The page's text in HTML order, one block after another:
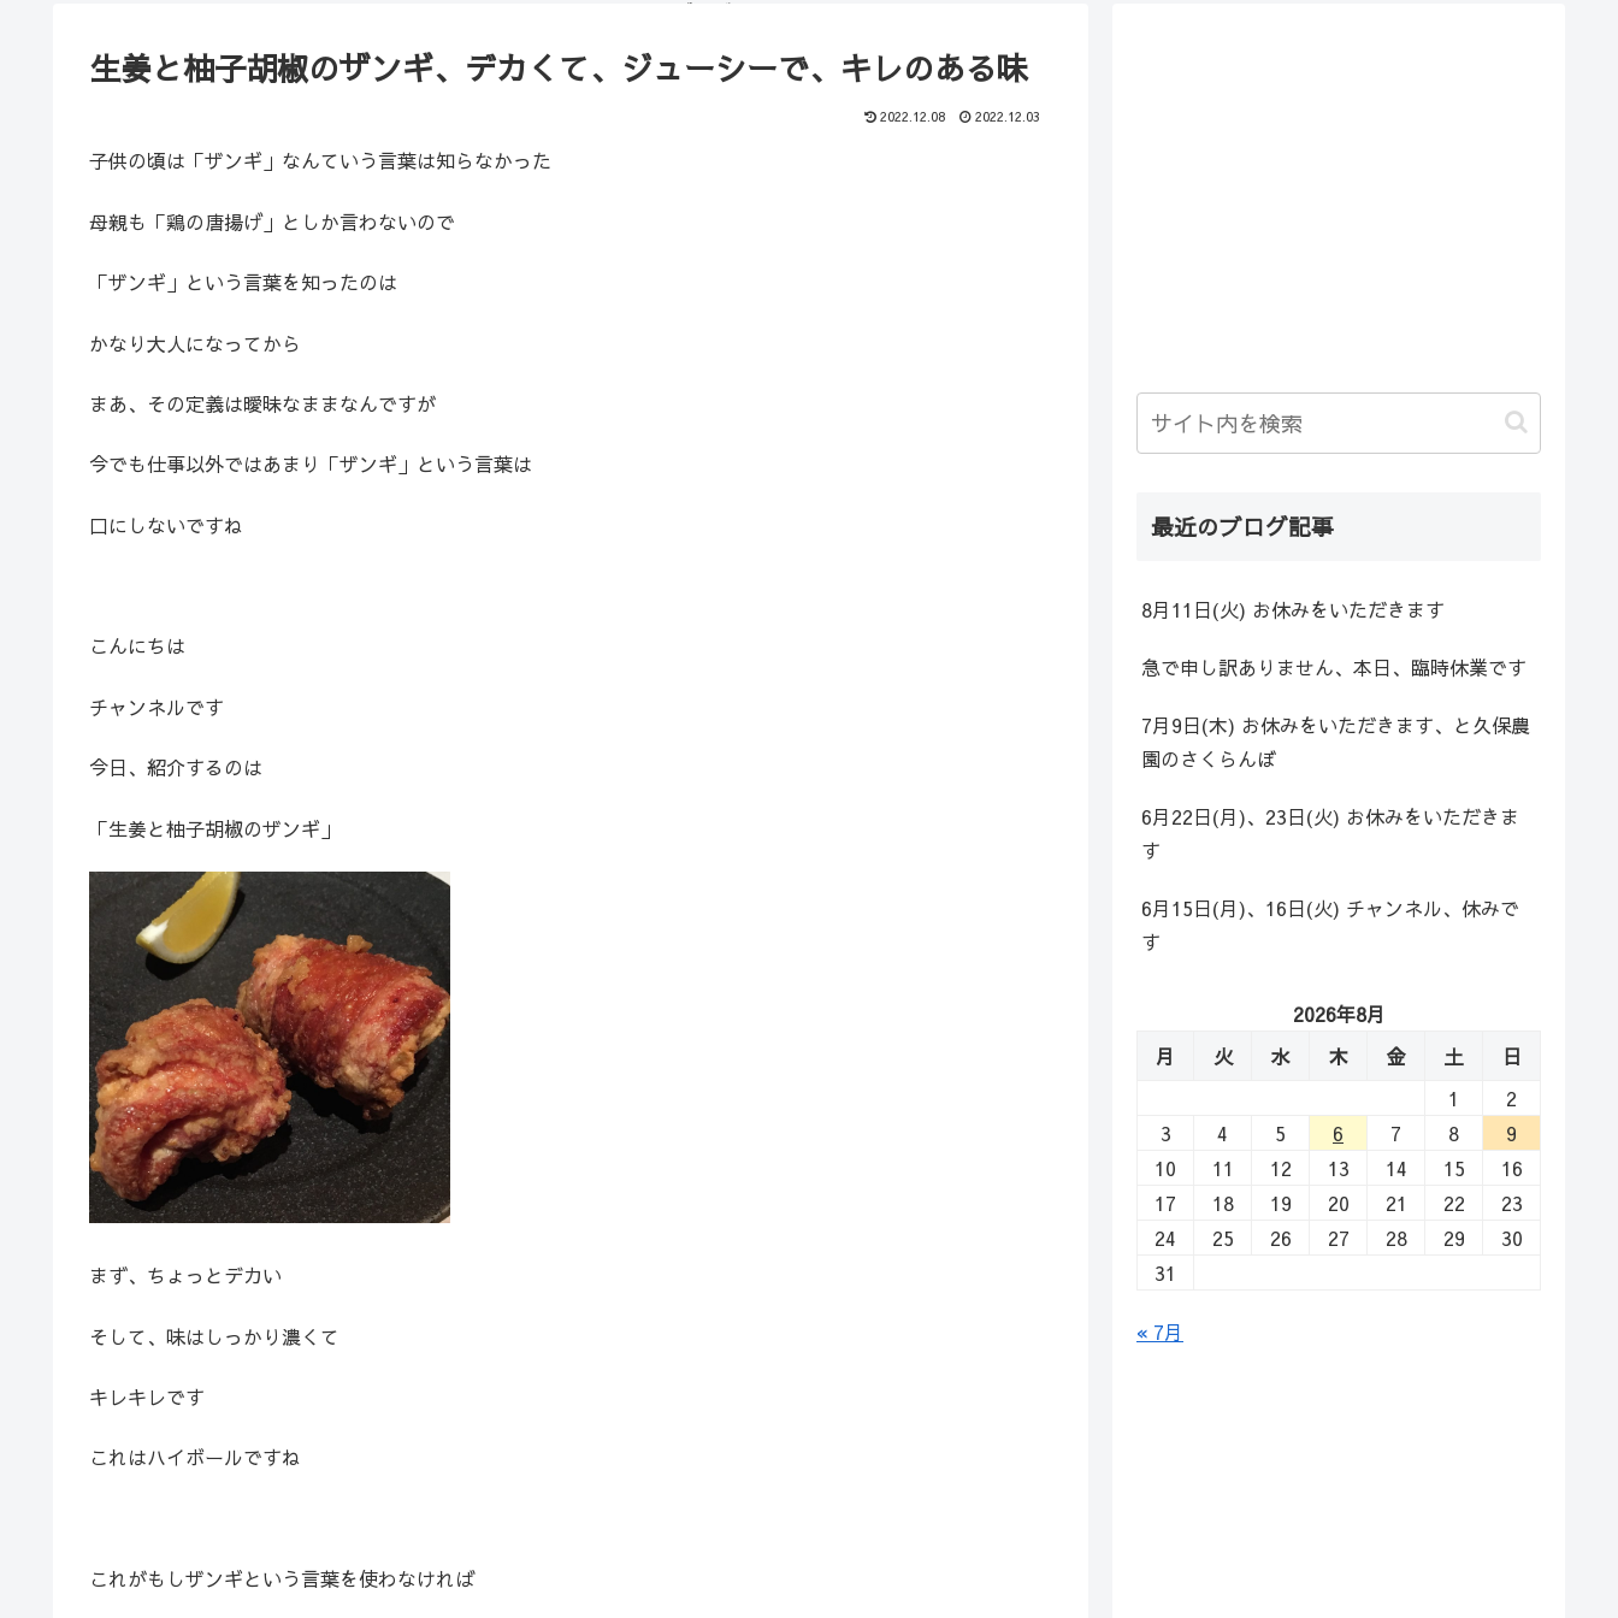
（ブログ）
生姜と柚子胡椒のザンギ、デカくて、ジューシーで、キレのある味
2022.12.08 2022.12.03
子供の頃は「ザンギ」なんていう言葉は知らなかった
母親も「鶏の唐揚げ」としか言わないので
「ザンギ」という言葉を知ったのは
かなり大人になってから
まあ、その定義は曖昧なままなんですが
今でも仕事以外ではあまり「ザンギ」という言葉は
口にしないですね
こんにちは
チャンネルです
今日、紹介するのは
「生姜と柚子胡椒のザンギ」
まず、ちょっとデカい
そして、味はしっかり濃くて
キレキレです
これはハイボールですね
これがもしザンギという言葉を使わなければ
最近のブログ記事
8月11日(火) お休みをいただきます
急で申し訳ありません、本日、臨時休業です
7月9日(木) お休みをいただきます、と久保農
園のさくらんぼ
6月22日(月)、23日(火) お休みをいただきま
す
6月15日(月)、16日(火) チャンネル、休みで
す
2026年8月
月
火 水 木 金 土
日
1
2
3
4 5 6 7 8
9
10
11 12 13 14 15
16
17
18 19 20 21 22
23
24
25 26 27 28 29
30
31
« 7月